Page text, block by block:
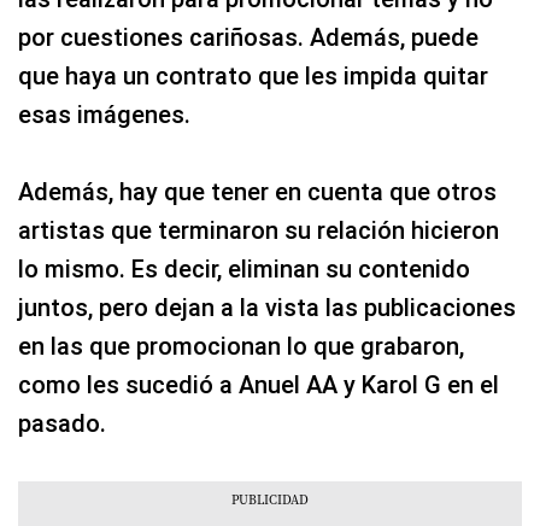
por cuestiones cariñosas. Además, puede
que haya un contrato que les impida quitar
esas imágenes.
Además, hay que tener en cuenta que otros
artistas que terminaron su relación hicieron
lo mismo. Es decir, eliminan su contenido
juntos, pero dejan a la vista las publicaciones
en las que promocionan lo que grabaron,
como les sucedió a Anuel AA y Karol G en el
pasado.